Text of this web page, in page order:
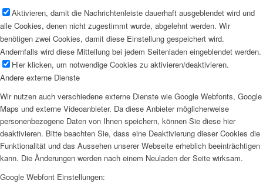
Aktivieren, damit die Nachrichtenleiste dauerhaft ausgeblendet wird und
alle Cookies, denen nicht zugestimmt wurde, abgelehnt werden. Wir
benötigen zwei Cookies, damit diese Einstellung gespeichert wird.
Andernfalls wird diese Mitteilung bei jedem Seitenladen eingeblendet werden.
Hier klicken, um notwendige Cookies zu aktivieren/deaktivieren.
Andere externe Dienste
Wir nutzen auch verschiedene externe Dienste wie Google Webfonts, Google
Maps und externe Videoanbieter. Da diese Anbieter möglicherweise
personenbezogene Daten von Ihnen speichern, können Sie diese hier
deaktivieren. Bitte beachten Sie, dass eine Deaktivierung dieser Cookies die
Funktionalität und das Aussehen unserer Webseite erheblich beeinträchtigen
kann. Die Änderungen werden nach einem Neuladen der Seite wirksam.
Google Webfont Einstellungen: